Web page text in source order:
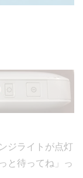
ジライトが点灯
と待ってね」っ